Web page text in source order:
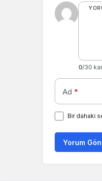
0/30
Ad *
Bir dahaki
Yorum